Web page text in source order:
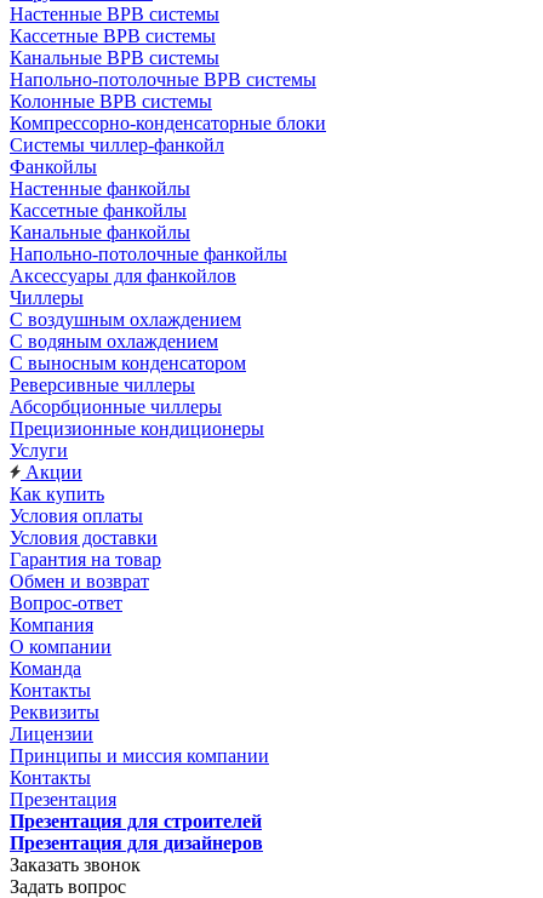
Настенные ВРВ системы
Кассетные ВРВ системы
Канальные ВРВ системы
Напольно-потолочные ВРВ системы
Колонные ВРВ системы
Компрессорно-конденсаторные блоки
Системы чиллер-фанкойл
Фанкойлы
Настенные фанкойлы
Кассетные фанкойлы
Канальные фанкойлы
Напольно-потолочные фанкойлы
Аксессуары для фанкойлов
Чиллеры
С воздушным охлаждением
С водяным охлаждением
С выносным конденсатором
Реверсивные чиллеры
Абсорбционные чиллеры
Прецизионные кондиционеры
Услуги
Акции
Как купить
Условия оплаты
Условия доставки
Гарантия на товар
Обмен и возврат
Вопрос-ответ
Компания
О компании
Команда
Контакты
Реквизиты
Лицензии
Принципы и миссия компании
Контакты
Презентация
Презентация для строителей
Презентация для дизайнеров
Заказать звонок
Задать вопрос